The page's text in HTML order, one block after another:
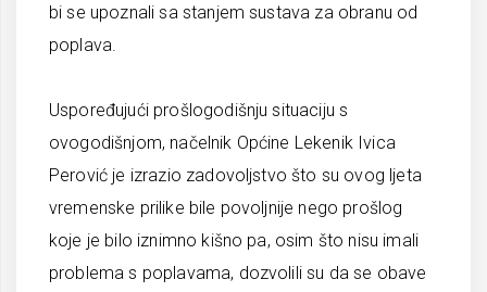
bi se upoznali sa stanjem sustava za obranu od
poplava.
Uspoređujući prošlogodišnju situaciju s
ovogodišnjom, načelnik Općine Lekenik Ivica
Perović je izrazio zadovoljstvo što su ovog ljeta
vremenske prilike bile povoljnije nego prošlog
koje je bilo iznimno kišno pa, osim što nisu imali
problema s poplavama, dozvolili su da se obave